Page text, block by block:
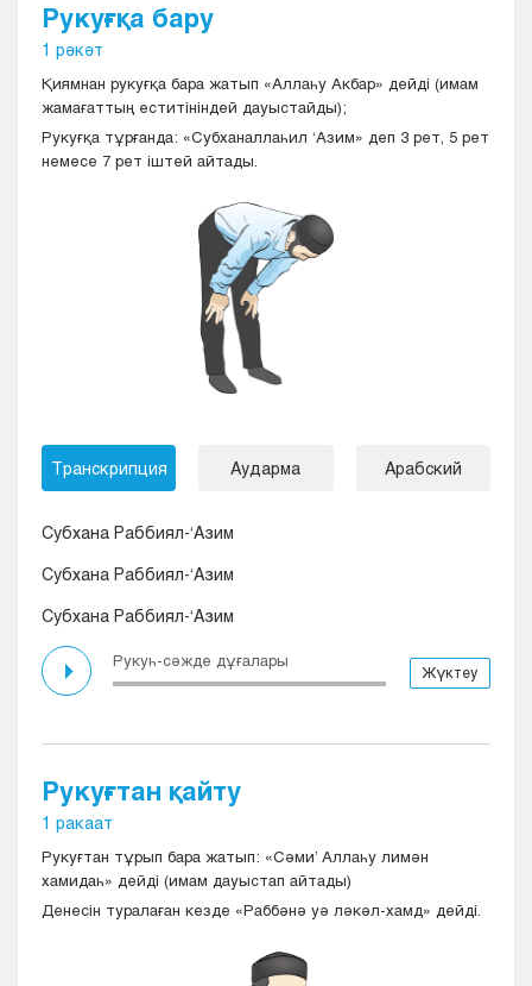
Рукуғқа бару
1 рәкәт
Қиямнан рукуғқа бара жатып «Аллаһу Акбар» дейді (имам
жамағаттың еститініндей дауыстайды);
Рукуғқа тұрғанда: «Субханаллаһил ‘Азим» деп 3 рет, 5 рет
немесе 7 рет іштей айтады.
Транскрипция Аударма Арабский
Субхана Раббиял-‘Азим
Субхана Раббиял-‘Азим
Субхана Раббиял-‘Азим
Рукуһ-сәжде дұғалары
Жүктеу
Рукуғтан қайту
1 ракаат
Рукуғтан тұрып бара жатып: «Сәми’ Аллаһу лимән
хамидаһ» дейді (имам дауыстап айтады)
Денесін туралаған кезде «Раббәнә уә ләкәл-хамд» дейді.